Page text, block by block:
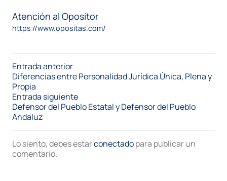
Atención al Opositor
https://www.opositas.com/
Entrada anterior
Diferencias entre Personalidad Jurídica Única, Plena y
Propia
Entrada siguiente
Defensor del Pueblo Estatal y Defensor del Pueblo
Andaluz
Lo siento, debes estarconectadopara publicar un
comentario.